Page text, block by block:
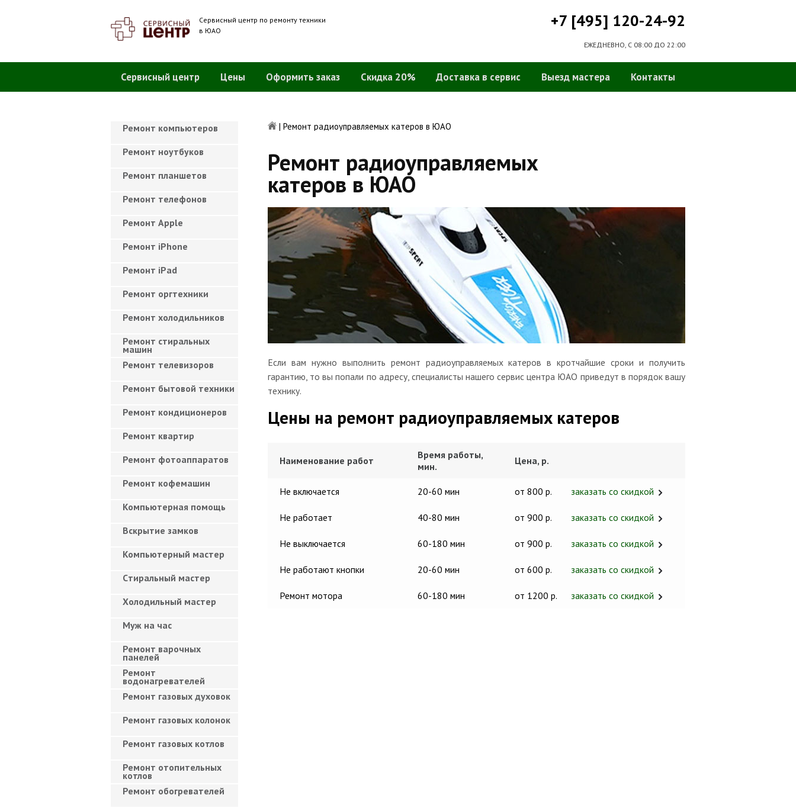
Сервисный центр по ремонту техники
в ЮАО
+7 [495] 120-24-92
ЕЖЕДНЕВНО, С 08:00 ДО 22:00
Сервисный центр Цены Оформить заказ Скидка 20% Доставка в сервис Выезд мастера Контакты
| Ремонт радиоуправляемых катеров в ЮАО
Ремонт радиоуправляемых
катеров в ЮАО
Если вам нужно выполнить ремонт радиоуправляемых катеров в кротчайшие сроки и получить
гарантию, то вы попали по адресу, специалисты нашего сервис центра ЮАО приведут в порядок вашу
технику.
Цены на ремонт радиоуправляемых катеров
Наименование работ
Время работы,
мин.
Цена, р.
Не включается 20-60 мин от 800 р. заказать со скидкой
Не работает 40-80 мин от 900 р. заказать со скидкой
Не выключается 60-180 мин от 900 р. заказать со скидкой
Не работают кнопки 20-60 мин от 600 р. заказать со скидкой
Ремонт мотора 60-180 мин от 1200 р. заказать со скидкой
Ремонт компьютеров
Ремонт ноутбуков
Ремонт планшетов
Ремонт телефонов
Ремонт Apple
Ремонт iPhone
Ремонт iPad
Ремонт оргтехники
Ремонт холодильников
Ремонт стиральных
машин
Ремонт телевизоров
Ремонт бытовой техники
Ремонт кондиционеров
Ремонт квартир
Ремонт фотоаппаратов
Ремонт кофемашин
Компьютерная помощь
Вскрытие замков
Компьютерный мастер
Cтиральный мастер
Холодильный мастер
Муж на час
Ремонт варочных
панелей
Ремонт
водонагревателей
Ремонт газовых духовок
Ремонт газовых колонок
Ремонт газовых котлов
Ремонт отопительных
котлов
Ремонт обогревателей